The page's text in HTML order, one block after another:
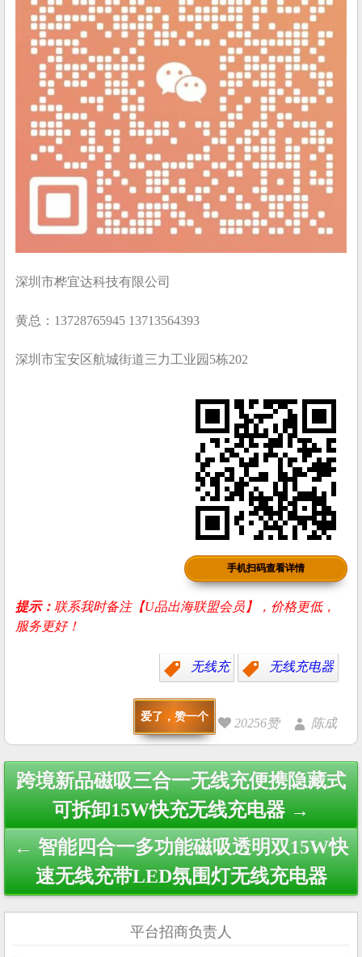
深圳市桦宜达科技有限公司
黄总：13728765945 13713564393
深圳市宝安区航城街道三力工业园5栋202
手机扫码查看详情
提示：联系我时备注【U品出海联盟会员】，价格更低，
服务更好！
无线充 无线充电器
爱了，赞一个 20256赞 陈成
Post
navigation
跨境新品磁吸三合一无线充便携隐藏式
可拆卸15W快充无线充电器 →
← 智能四合一多功能磁吸透明双15W快
速无线充带LED氛围灯无线充电器
平台招商负责人